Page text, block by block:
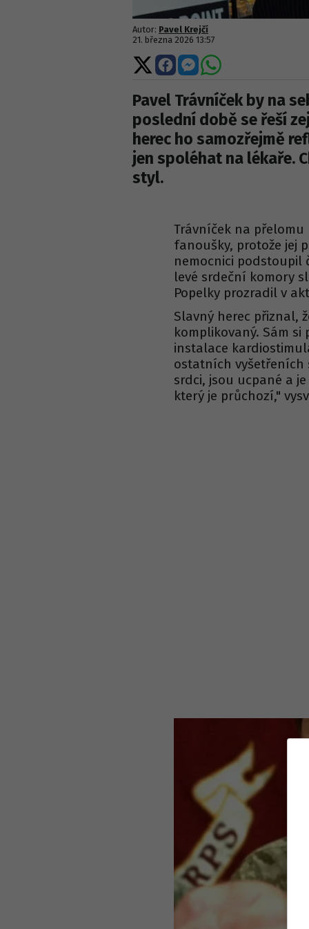
Autor: Pavel Krejčí
21. března 2026 13:57
Sdílet
na
Sdílet
na
Sdílet
na
Sdílet
Pavel Trávníček by na
poslední době se řeší
herec ho samozřejmě
jen spoléhat na lékaře.
styl.
Trávníček na
fanoušky, protože jej
nemocnici podstoupil
levé srdeční komory
Popelky prozradil v
Slavný herec přiznal,
komplikovaný. Sám
instalace
ostatních vyšetřeních
srdci, jsou ucpané a
který je průchozí,"